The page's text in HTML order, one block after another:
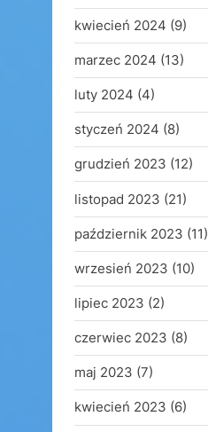
kwiecień 2024 (9)
marzec 2024 (13)
luty 2024 (4)
styczeń 2024 (8)
grudzień 2023 (12)
listopad 2023 (21)
październik 2023 (11)
wrzesień 2023 (10)
lipiec 2023 (2)
czerwiec 2023 (8)
maj 2023 (7)
kwiecień 2023 (6)